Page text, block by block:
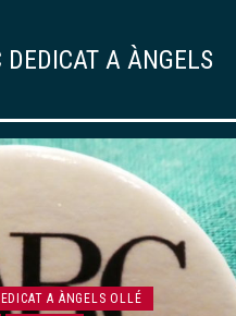
DEDICAT A ÀNGELS
A ÀNGELS OLLÉ